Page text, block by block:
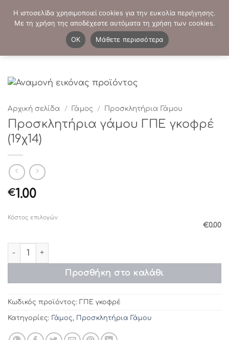
στο
ΤΗΛΕΦΩΝΙΚΕΣ ΠΑΡΑΓΓΕΛΙΕΣ: - 2103821941
Αρχική σελίδα / Γάμος / Προσκλητήρια Γάμου
Προσκλητήρια γάμου ΓΠΕ γκοφρέ
(19χ14)
€1.00
Κόστος επιλογών
€0.00
Προσκλητήρια γάμου ΓΠΕ γκοφρέ (19χ14) ποσότητα
Προσθήκη στο καλάθι
Κωδικός προϊόντος: ΓΠΕ γκοφρέ
Κατηγορίες: Γάμος, Προσκλητήρια Γάμου
Η ιστοσελίδα χρησιμοποιεί cookies για την ευκολία περιήγησης.
Με τη χρήση της αποδέχεστε αυτόματα τη χρήση των cookies.
OK
Μάθετε περισσότερα